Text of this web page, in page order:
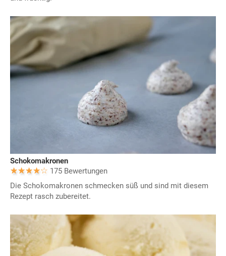
Schokomakronen
175 Bewertungen
Die Schokomakronen schmecken süß und sind mit diesem
Rezept rasch zubereitet.